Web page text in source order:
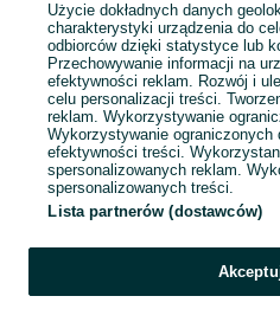
Użycie dokładnych danych
charakterystyki urządzenia do
odbiorców dzięki statystyce lub
Przechowywanie informacji na
efektywności reklam. Rozwój i
celu personalizacji treści.
reklam. Wykorzystywanie
Wykorzystywanie
efektywności treści.
spersonalizowanych reklam.
spersonalizowanych treści.
Lista partnerów (dostawców)